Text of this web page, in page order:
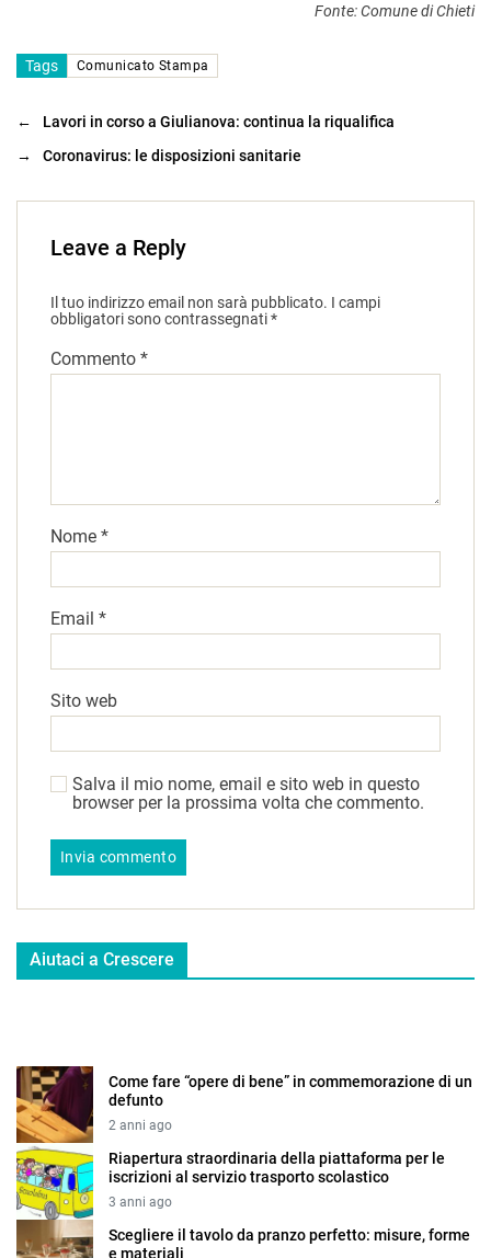
Fonte: Comune di Chieti
Tags Comunicato Stampa
←
Lavori in corso a Giulianova: continua la riqualifica
→
Coronavirus: le disposizioni sanitarie
Leave a Reply
Il tuo indirizzo email non sarà pubblicato. I campi
obbligatori sono contrassegnati*
Commento *
Nome *
Email *
Sito web
Salva il mio nome, email e sito web in questo
browser per la prossima volta che commento.
Aiutaci a Crescere
Come fare “opere di bene” in commemorazione di un
defunto
2 anni ago
Riapertura straordinaria della piattaforma per le
iscrizioni al servizio trasporto scolastico
3 anni ago
Scegliere il tavolo da pranzo perfetto: misure, forme
e materiali